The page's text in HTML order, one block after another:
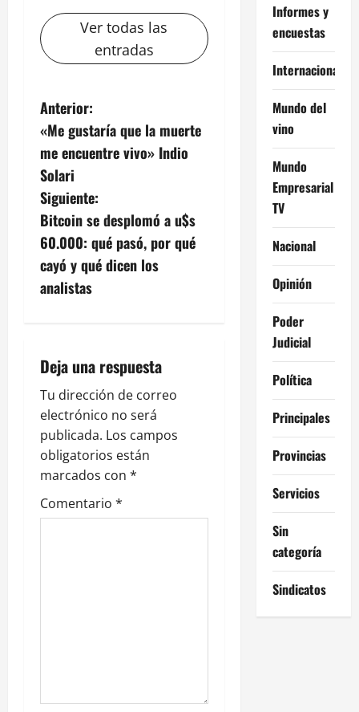
Ver todas las
entradas
N
a
v
e
g
a
ó
n
d
e
e
Anterior:
«Me gustaría que la muerte
me encuentre vivo» Indio
Solari
Siguiente:
Bitcoin se desplomó a u$s
60.000: qué pasó, por qué
cayó y qué dicen los
analistas
Deja una respuesta
Tu dirección de correo
electrónico no será
publicada. Los campos
obligatorios están
marcados con *
Comentario *
Informes y
encuestas
Internacional
Mundo del
vino
Mundo
Empresarial
TV
Nacional
Opinión
Poder
Judicial
Política
Principales
Provincias
Servicios
Sin
categoría
Sindicatos